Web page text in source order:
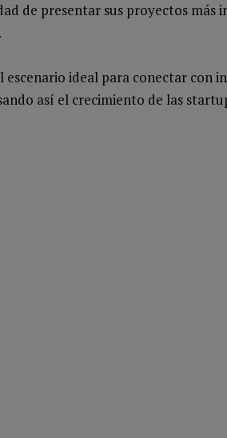
de presentar sus proyectos más
escenario ideal para conectar con
así el crecimiento de las